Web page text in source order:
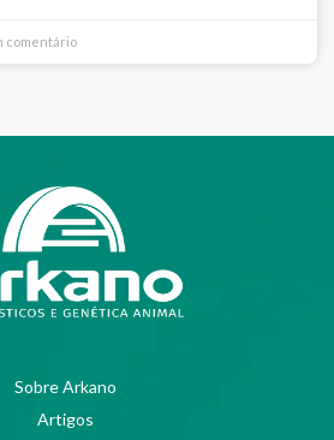
comentário
Sobre Arkano
Artigos